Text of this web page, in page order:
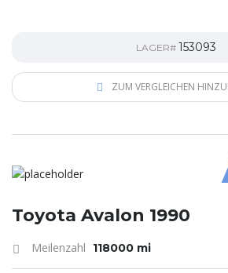
LAGER# 153093
ZUM VERGLEICHEN
Toyota Avalon 1990
Meilenzahl 118000 mi